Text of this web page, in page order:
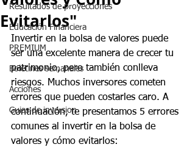
Resultados de proyecciones
Educación Financiera
PREMIUM
Boletines semanales
Acciones
Guias de inversion
Evitarlos"
Invertir en la bolsa de valores puede
ser una excelente manera de crecer tu
patrimonio, pero también conlleva
riesgos. Muchos inversores cometen
errores que pueden costarles caro. A
continuación, te presentamos 5 errores
comunes al invertir en la bolsa de
valores y cómo evitarlos: